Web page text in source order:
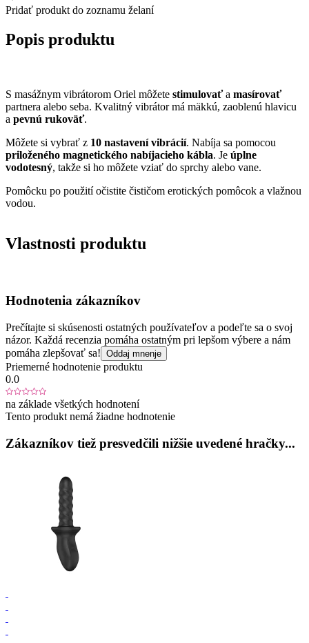
Pridať produkt do zoznamu želaní
Popis produktu
S masážnym vibrátorom Oriel môžete stimulovaťa masírovať
partnera alebo seba. Kvalitný vibrátor má mäkkú, zaoblenú hlavicu
a pevnú rukoväť.
Môžete si vybrať z 10 nastavení vibrácií. Nabíja sa pomocou
priloženého magnetického nabíjacieho kábla. Je úplne
vodotesný, takže si ho môžete vziať do sprchy alebo vane.
Pomôcku po použití očistite čističom erotických pomôcok a vlažnou
vodou.
Vlastnosti produktu
Hodnotenia zákazníkov
Prečítajte si skúsenosti ostatných používateľov a podeľte sa o svoj
názor. Každá recenzia pomáha ostatným pri lepšom výbere a nám
pomáha zlepšovať sa! Oddaj mnenje
Priemerné hodnotenie produktu
0.0
na základe všetkých hodnotení
Tento produkt nemá žiadne hodnotenie
Zákazníkov tiež presvedčili nižšie uvedené hračky...